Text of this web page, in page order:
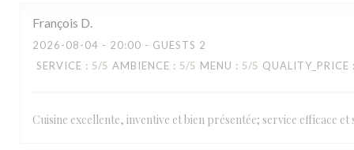
François D
2026-08-04 - 20:00 - GUESTS 2
SERVICE : 5/5 AMBIENCE : 5/5 MENU : 5/5 QUALITY_PRICE
Cuisine excellente, inventive et bien présentée; service efficace et
LA TABLE DE CATUSSEAU